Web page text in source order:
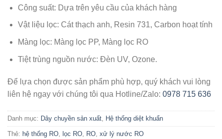
Công suất: Dựa trên yêu cầu của khách hàng
Vật liệu lọc: Cát thạch anh, Resin 731, Carbon hoạt tính
Màng lọc: Màng lọc PP, Màng lọc RO
Tiệt trùng nguồn nước: Đèn UV, Ozone.
Để lựa chọn được sản phẩm phù hợp, quý khách vui lòng
liên hệ ngay với chúng tôi qua Hotline/Zalo: 0978 715 636
Danh mục: Dây chuyền sản xuất, Hệ thống diệt khuẩn
Thẻ: hệ thống RO, lọc RO, RO, xử lý nước RO